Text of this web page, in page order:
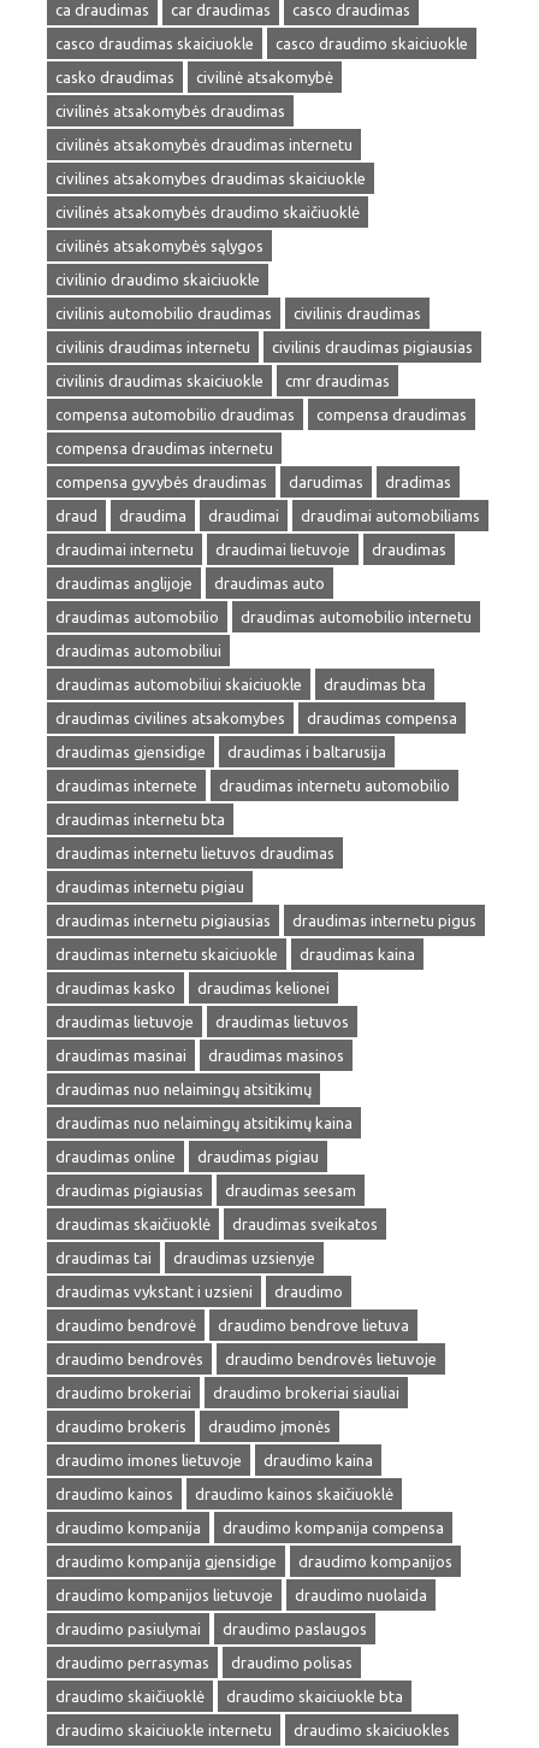
ca draudimas
car draudimas
casco draudimas
casco draudimas skaiciuokle
casco draudimo skaiciuokle
casko draudimas
civilinė atsakomybė
civilinės atsakomybės draudimas
civilinės atsakomybės draudimas internetu
civilines atsakomybes draudimas skaiciuokle
civilinės atsakomybės draudimo skaičiuoklė
civilinės atsakomybės sąlygos
civilinio draudimo skaiciuokle
civilinis automobilio draudimas
civilinis draudimas
civilinis draudimas internetu
civilinis draudimas pigiausias
civilinis draudimas skaiciuokle
cmr draudimas
compensa automobilio draudimas
compensa draudimas
compensa draudimas internetu
compensa gyvybės draudimas
darudimas
dradimas
draud
draudima draudimai
draudimai automobiliams
draudimai internetu
draudimai lietuvoje
draudimas
draudimas anglijoje
draudimas auto
draudimas automobilio
draudimas automobilio internetu
draudimas automobiliui
draudimas automobiliui skaiciuokle
draudimas bta
draudimas civilines atsakomybes
draudimas compensa
draudimas gjensidige
draudimas i baltarusija
draudimas internete
draudimas internetu automobilio
draudimas internetu bta
draudimas internetu lietuvos draudimas
draudimas internetu pigiau
draudimas internetu pigiausias
draudimas internetu pigus
draudimas internetu skaiciuokle
draudimas kaina
draudimas kasko
draudimas kelionei
draudimas lietuvoje
draudimas lietuvos
draudimas masinai
draudimas masinos
draudimas nuo nelaimingų atsitikimų
draudimas nuo nelaimingų atsitikimų kaina
draudimas online
draudimas pigiau
draudimas pigiausias
draudimas seesam
draudimas skaičiuoklė
draudimas sveikatos
draudimas tai
draudimas uzsienyje
draudimas vykstant i uzsieni
draudimo
draudimo bendrovė
draudimo bendrove lietuva
draudimo bendrovės
draudimo bendrovės lietuvoje
draudimo brokeriai
draudimo brokeriai siauliai
draudimo brokeris
draudimo įmonės
draudimo imones lietuvoje
draudimo kaina
draudimo kainos
draudimo kainos skaičiuoklė
draudimo kompanija
draudimo kompanija compensa
draudimo kompanija gjensidige
draudimo kompanijos
draudimo kompanijos lietuvoje
draudimo nuolaida
draudimo pasiulymai
draudimo paslaugos
draudimo perrasymas
draudimo polisas
draudimo skaičiuoklė
draudimo skaiciuokle bta
draudimo skaiciuokle internetu
draudimo skaiciuokles